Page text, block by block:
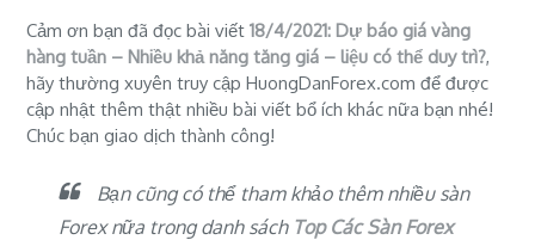
Cảm ơn bạn đã đọc bài viết18/4/2021: Dự báo giá vàng
hàng tuần – Nhiều khả năng tăng giá – liệu có thể duy trì?,
hãy thường xuyên truy cập HuongDanForex.com để được
cập nhật thêm thật nhiều bài viết bổ ích khác nữa bạn nhé!
Chúc bạn giao dịch thành công!
Bạn cũng có thể tham khảo thêm nhiều sàn
Forex nữa trong danh sách Top Các Sàn Forex